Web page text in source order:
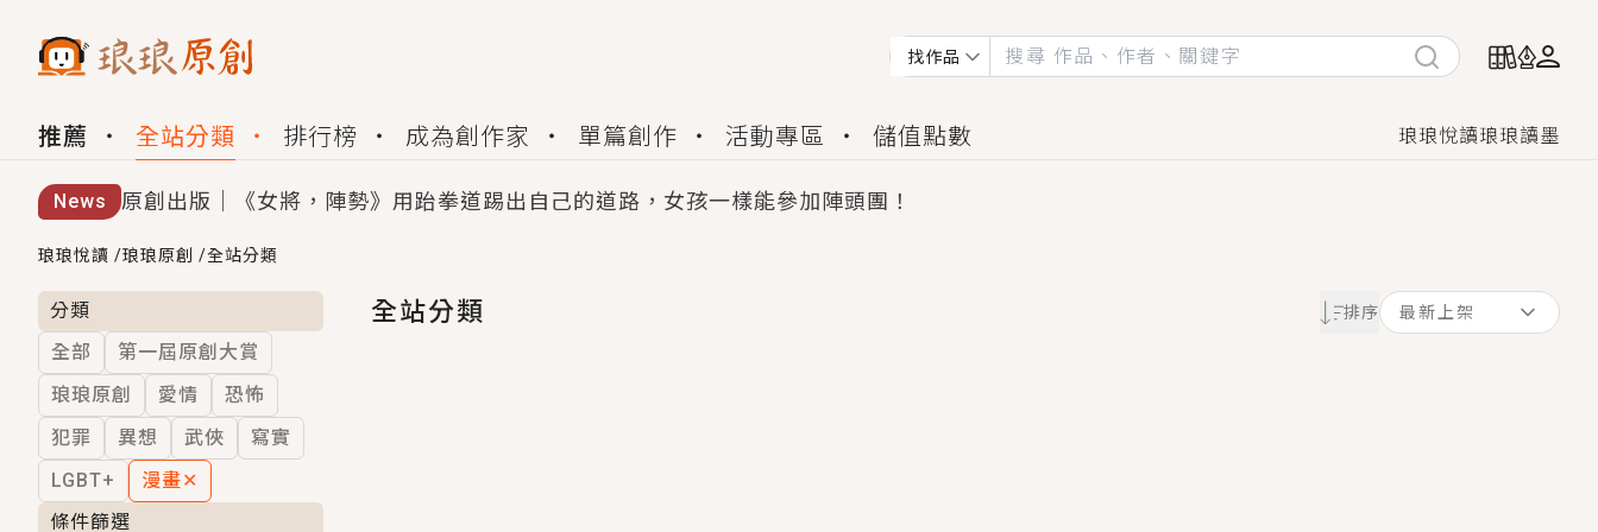
找作品
推薦 全站分類 排行榜 成為創作家 單篇創作 活動專區 儲值點數 琅琅悅讀琅琅讀墨
News 原創出版｜《女將，陣勢》用跆拳道踢出自己的道路，女孩一樣能參加陣頭團！
創,作家招募｜華文小說創作首選！有機會獲得豐富廣宣資源、專屬服務與獨享福利！
小編心動書單｜《離婚你提的，二婚嫁大佬，你哭什麼？》追妻火葬場！前夫失憶移情別戀，她頭也不回找新歡，他居然還後悔了？
GL｜《夏日與檸檬與重疊世界》炎熱的夏日、檸檬的香氣、互相愛慕的兩位少女，今夏最推純愛GL漫畫！
BL｜《費洛蒙中毒》救命！特殊費洛蒙體質世界觀，無法抗拒的吸引力，已中毒Σ>―(〃°ω°〃)♡→
OMG你嚇到我了｜《陰陽鬼店》上班族買了房子模型，但現實中買下的竟是屬於他的停屍櫃？！
言情｜《國語推行員》每個人心中都有一個連自己也無法改變的永恆， 他的一生將不由自主追逐著她……
琅琅悅讀 /琅琅原創 /全站分類
分類
全部
第一屆原創大賞
琅琅原創
愛情
恐怖
犯罪
異想 武俠
寫實
LGBT+
漫畫✕
條件篩選
全站分類 排序 最新上架